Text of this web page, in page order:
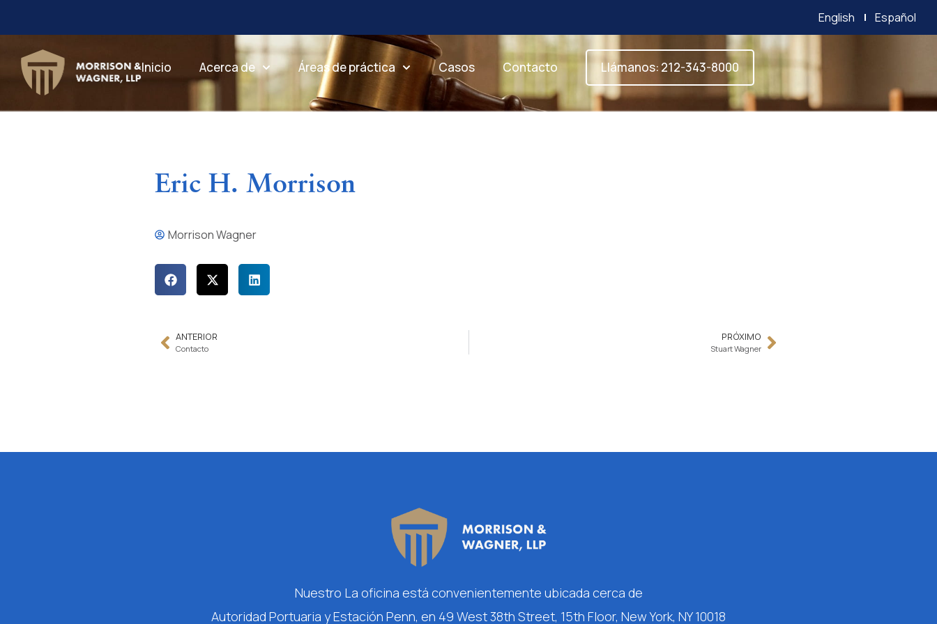
English Español
Inicio Acerca de Áreas de práctica Casos Contacto Llámanos: 212-343-8000
Eric H. Morrison
Morrison Wagner
ANTERIOR
Contacto
PRÓXIMO
Stuart Wagner
Nuestro La oficina está convenientemente ubicada cerca de
Autoridad Portuaria y Estación Penn, en 49 West 38th Street, 15th Floor, New York, NY 10018